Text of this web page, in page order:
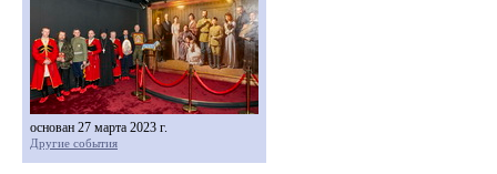
основан 27 марта 2023 г.
Другие события